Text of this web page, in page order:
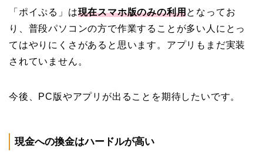
「ポイぷる」は現在スマホ版のみの利用となってお
り、普段パソコンの方で作業することが多い人にとっ
てはやりにくさがあると思います。アプリもまだ実装
されていません。
今後、PC版やアプリが出ることを期待したいです。
現金への換金はハードルが高い